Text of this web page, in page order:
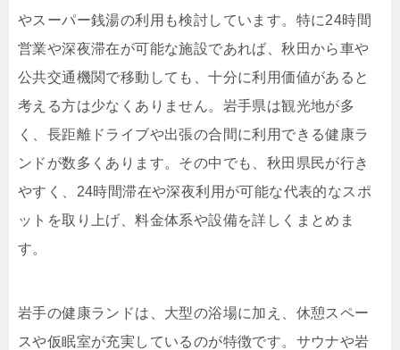
やスーパー銭湯の利用も検討しています。特に24時間
営業や深夜滞在が可能な施設であれば、秋田から車や
公共交通機関で移動しても、十分に利用価値があると
考える方は少なくありません。岩手県は観光地が多
く、長距離ドライブや出張の合間に利用できる健康ラ
ンドが数多くあります。その中でも、秋田県民が行き
やすく、24時間滞在や深夜利用が可能な代表的なスポ
ットを取り上げ、料金体系や設備を詳しくまとめま
す。
岩手の健康ランドは、大型の浴場に加え、休憩スペー
スや仮眠室が充実しているのが特徴です。サウナや岩